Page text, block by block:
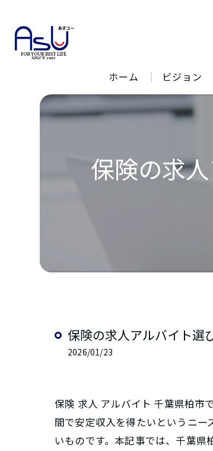
ホーム ビジョン
保険の求
保険の求人アルバイト選
2026/01/23
保険 求人 アルバイト 千葉県柏市
間で安定収入を得たいというニ
いものです。本記事では、千葉